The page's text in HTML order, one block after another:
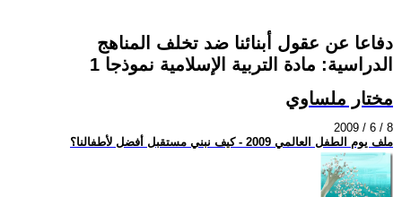
دفاعا عن عقول أبنائنا ضد تخلف المناهج
الدراسية: مادة التربية الإسلامية نموذجا 1
مختار ملساوي
2009 / 6 / 8
ملف يوم الطفل العالمي 2009 - كيف نبني مستقبل أفضل لأطفالنا؟